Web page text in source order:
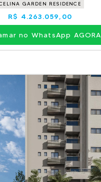
GARDEN RESIDENCE
R$ 4.263.059,00
no WhatsApp AGORA